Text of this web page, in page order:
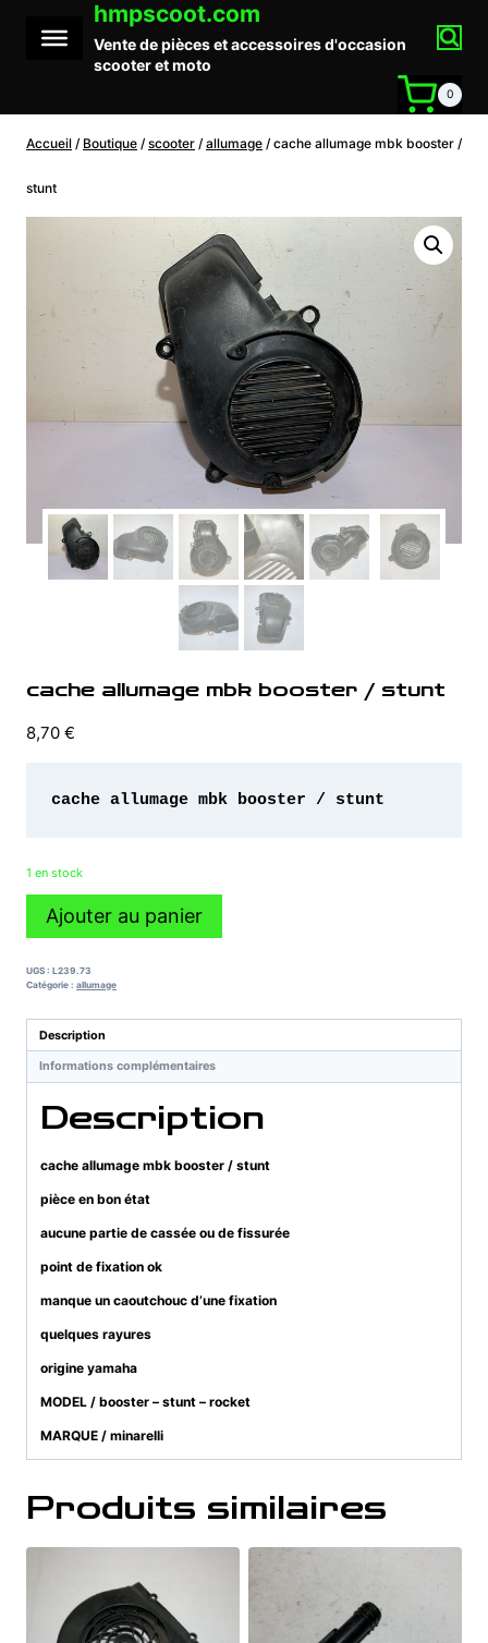
contenu
hmpscoot.com
Vente de pièces et accessoires d'occasion
scooter et moto
0
Accueil / Boutique / scooter / allumage / cache allumage mbk booster /
stunt
cache allumage mbk booster / stunt
8,70 €
cache allumage mbk booster / stunt
1 en stock
quantité
allumage
mbk
stunt
Ajouter au panier
UGS : L239.73
Catégorie : allumage
Description
Informations complémentaires
Description
cache allumage mbk booster / stunt
pièce en bon état
aucune partie de cassée ou de fissurée
point de fixation ok
manque un caoutchouc d’une fixation
quelques rayures
origine yamaha
MODEL / booster – stunt – rocket
MARQUE / minarelli
Produits similaires